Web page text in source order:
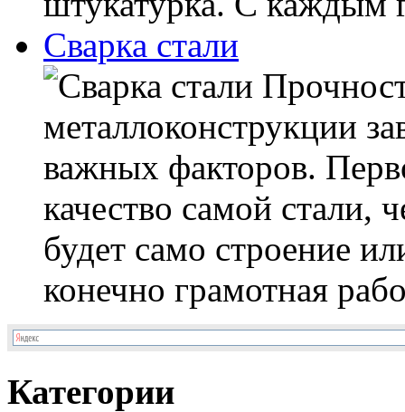
Сварка стали
металлоконструкции
важных факторов.
качество самой стали,
будет само строение
конечно грамотная
Категории